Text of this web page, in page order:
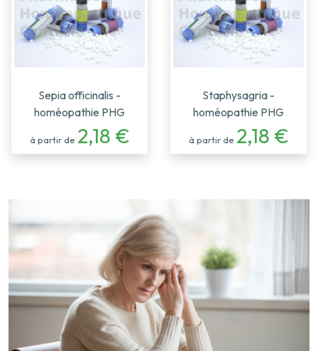
Sepia officinalis -
homéopathie PHG
à partir de 2,18 €
Staphysagria -
homéopathie PHG
à partir de 2,18 €